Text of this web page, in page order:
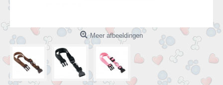
Meer afbeeldingen